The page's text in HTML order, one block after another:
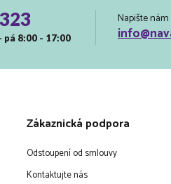
pá 8:00 - 17:00
Napište
Zákaznická podpora
Odstoupení od smlouvy
Kontaktujte nás